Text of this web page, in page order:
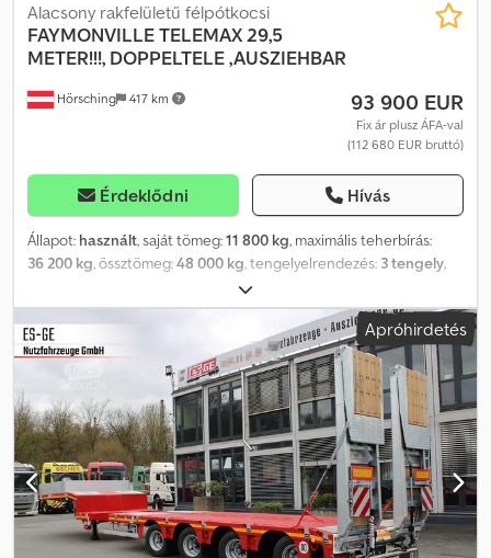
Hörsching 417 km
Alacsony rakfelületű félpótkocsi
FAYMONVILLETELEMAX 29,5
METER!!!, DOPPELTELE ,AUSZIEHBAR
93 900 EUR
Fix ár plusz ÁFA-val
(112 680 EUR bruttó)
Érdeklődni Hívás
Állapot: használt, saját tömeg:11 800 kg, maximális teherbírás:
36 200 kg, össztömeg:48 000 kg, tengelyelrendezés: 3 tengely,
03/2022
felfüggesztés:levegő, abroncs méret:245/70 R17,5, Felszereltség:
ABS , | Faymonville Telemax F-S43 mélyágyas pótkocsi | 3 tengely
távirányítással kormányozható | nehézteher-rögzítési pontok | SAF
tengelyek | kihúzható | bedugható oldalrácsok | Gumiabroncsok:
245/70 R17,5 | Össztömeg: 48 000 kg, Hasznos teherbírás: 36 200 kg
| 13 500 mm + 7 900 mm + 8 100 mm | A tévedés, elírás és előzetes
értékesítés jogát fenntartjuk. Credpfjwm I Ipsx Aklsf
Apróhirdetés